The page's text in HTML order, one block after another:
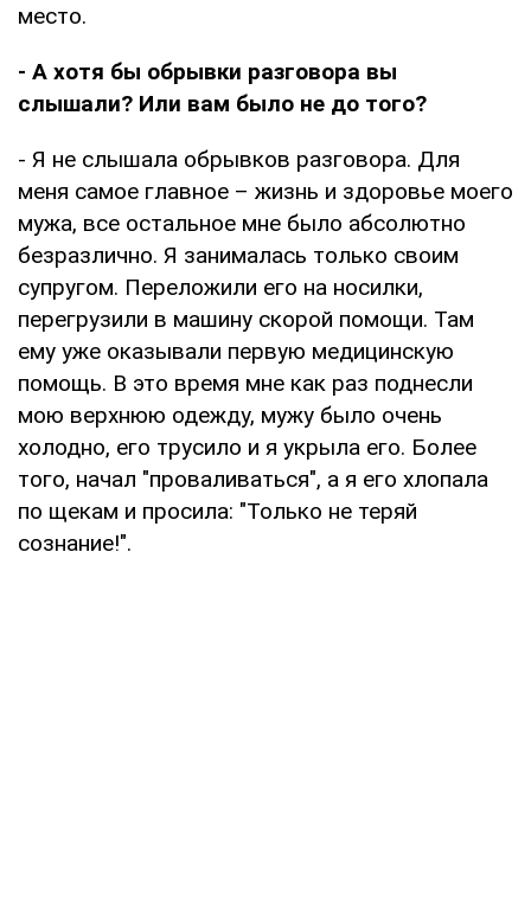
место.
- А хотя бы обрывки разговора вы
слышали? Или вам было не до того?
- Я не слышала обрывков разговора. Для
меня самое главное – жизнь и здоровье моего
мужа, все остальное мне было абсолютно
безразлично. Я занималась только своим
супругом. Переложили его на носилки,
перегрузили в машину скорой помощи. Там
ему уже оказывали первую медицинскую
помощь. В это время мне как раз поднесли
мою верхнюю одежду, мужу было очень
холодно, его трусило и я укрыла его. Более
того, начал "проваливаться", а я его хлопала
по щекам и просила: "Только не теряй
сознание!".